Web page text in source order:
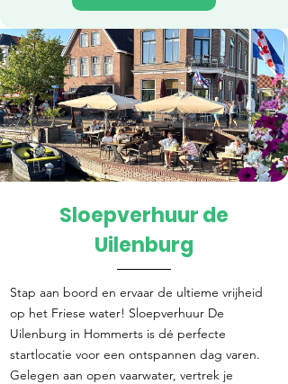
Direct reserveren
Sloepverhuur de
Uilenburg
Stap aan boord en ervaar de ultieme vrijheid
op het Friese water! Sloepverhuur De
Uilenburg in Hommerts is dé perfecte
startlocatie voor een ontspannen dag varen.
Gelegen aan open vaarwater, vertrek je